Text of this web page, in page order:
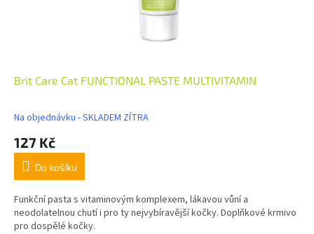
Brit Care Cat FUNCTIONAL PASTE MULTIVITAMIN
Na objednávku - SKLADEM ZÍTRA
127 Kč
Do košíku
Funkční pasta s vitaminovým komplexem, lákavou vůní a
neodolatelnou chutí i pro ty nejvybíravější kočky. Doplňkové krmivo
pro dospělé kočky.